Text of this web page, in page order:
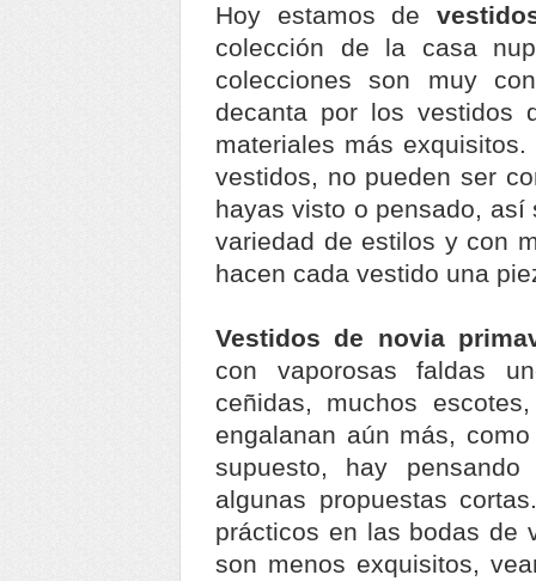
Hoy estamos de
colección de la casa
colecciones son muy
decanta por los vestidos
materiales más
vestidos, no pueden ser
hayas visto o pensado,
variedad de estilos y con
hacen cada vestido una
Vestidos de novia
con vaporosas faldas
ceñidas, muchos
engalanan aún más,
supuesto, hay
algunas propuestas
prácticos en las bodas de
son menos exquisitos,